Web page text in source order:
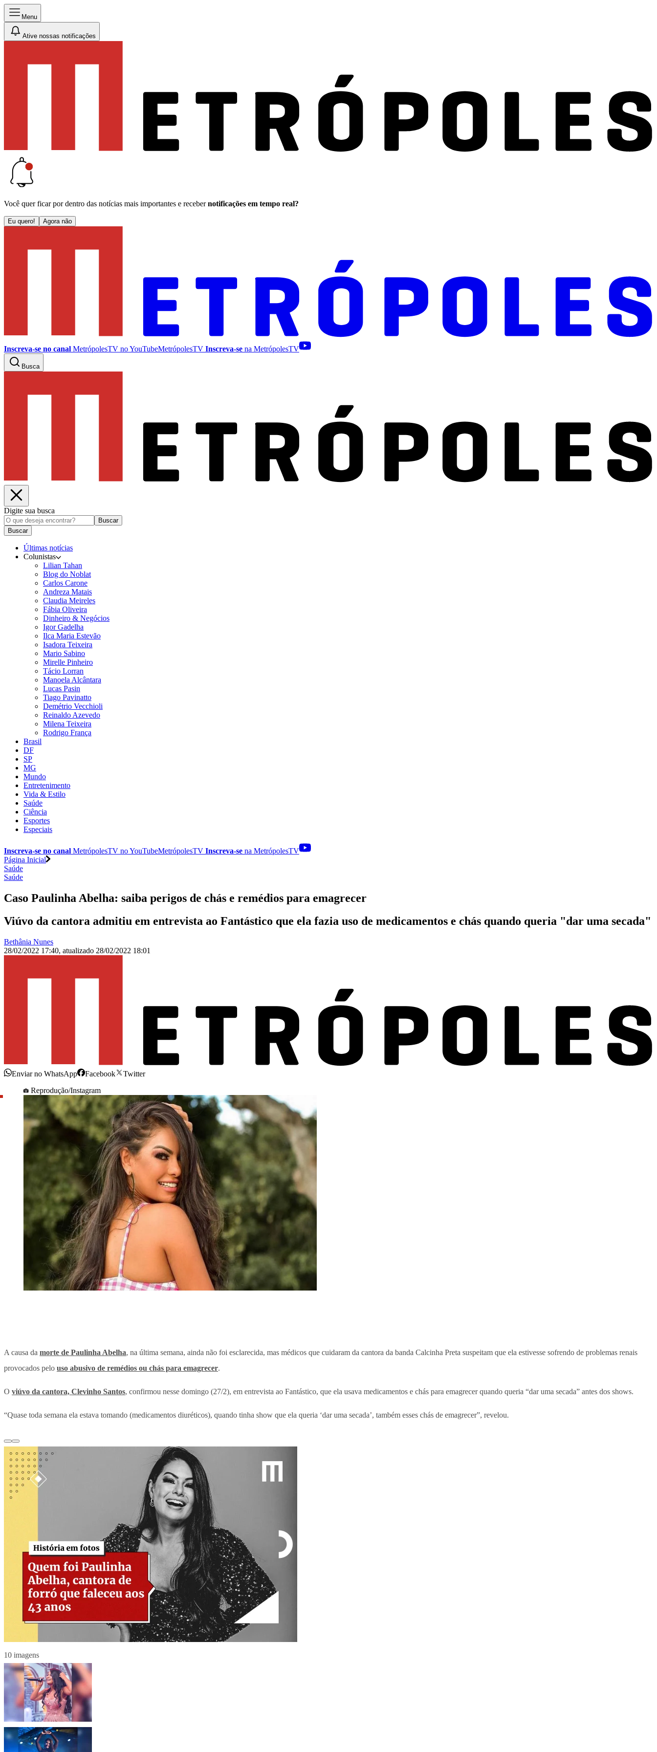
Menu
Ative nossas notificações
Você quer ficar por dentro das notícias mais importantes e receber notificações em tempo real?
Eu quero! Agora não
Inscreva-se no canal MetrópolesTV noYouTubeMetrópolesTV Inscreva-se na MetrópolesTV
Busca
Digite sua busca
Buscar
Buscar
Últimas notícias
Colunistas
Lilian Tahan
Blog do Noblat
Carlos Carone
Andreza Matais
Claudia Meireles
Fábia Oliveira
Dinheiro & Negócios
Igor Gadelha
Ilca Maria Estevão
Isadora Teixeira
Mario Sabino
Mirelle Pinheiro
Tácio Lorran
Manoela Alcântara
Lucas Pasin
Tiago Pavinatto
Demétrio Vecchioli
Reinaldo Azevedo
Milena Teixeira
Rodrigo França
Brasil
DF
SP
MG
Mundo
Entretenimento
Vida & Estilo
Saúde
Ciência
Esportes
Especiais
Inscreva-se no canal MetrópolesTV noYouTubeMetrópolesTV Inscreva-se na MetrópolesTV
Página Inicial
Saúde
Saúde
Caso Paulinha Abelha: saiba perigos de chás e remédios para emagrecer
Viúvo da cantora admitiu em entrevista ao Fantástico que ela fazia uso de medicamentos e chás quando queria "dar uma secada"
Bethânia Nunes
28/02/2022 17:40, atualizado 28/02/2022 18:01
Enviar no WhatsApp Facebook
Twitter
Reprodução/Instagram
A causa da morte de Paulinha Abelha, na última semana, ainda não foi esclarecida, mas médicos que cuidaram da cantora da banda Calcinha Preta suspeitam que ela estivesse sofrendo de problemas renais
provocados pelo uso abusivo de remédios ou chás para emagrecer.
O viúvo da cantora, Clevinho Santos, confirmou nesse domingo (27/2), em entrevista ao Fantástico, que ela usava medicamentos e chás para emagrecer quando queria “dar uma secada” antes dos shows.
“Quase toda semana ela estava tomando (medicamentos diuréticos), quando tinha show que ela queria ‘dar uma secada’, também esses chás de emagrecer”, revelou.
10 imagens